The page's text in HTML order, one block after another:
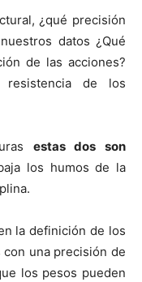
¿qué precisión
datos ¿Qué
de las acciones?
de los
estas dos son
los humos de la
la definición de los
una precisión de
los pesos pueden